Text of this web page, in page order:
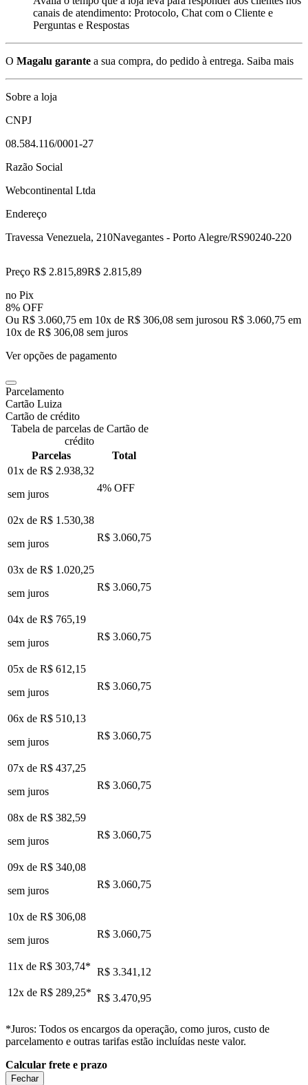
canais de atendimento: Protocolo, Chat com o Cliente e
Perguntas e Respostas
O Magalu garante a sua compra, do pedido à entrega. Saiba mais
Sobre a loja
CNPJ
08.584.116/0001-27
Razão Social
Webcontinental Ltda
Endereço
Travessa Venezuela, 210Navegantes - Porto Alegre/RS90240-220
Preço R$ 2.815,89R$ 2.815,89
no Pix
8% OFF
Ou R$ 3.060,75 em 10x de R$ 306,08 sem jurosou R$ 3.060,75 em
10x de R$ 306,08 sem juros
Ver opções de pagamento
Parcelamento
Cartão Luiza
Cartão de crédito
Tabela de parcelas de Cartão de
crédito
Parcelas
Total
01x de R$ 2.938,32
sem juros
4% OFF
02x de R$ 1.530,38
sem juros
R$ 3.060,75
03x de R$ 1.020,25
sem juros
R$ 3.060,75
04x de R$ 765,19
sem juros
R$ 3.060,75
05x de R$ 612,15
sem juros
R$ 3.060,75
06x de R$ 510,13
sem juros
R$ 3.060,75
07x de R$ 437,25
sem juros
R$ 3.060,75
08x de R$ 382,59
sem juros
R$ 3.060,75
09x de R$ 340,08
sem juros
R$ 3.060,75
10x de R$ 306,08
sem juros
R$ 3.060,75
11x de R$ 303,74* R$ 3.341,12
12x de R$ 289,25* R$ 3.470,95
*Juros: Todos os encargos da operação, como juros, custo de
parcelamento e outras tarifas estão incluídas neste valor.
Calcular frete e prazo
Fechar